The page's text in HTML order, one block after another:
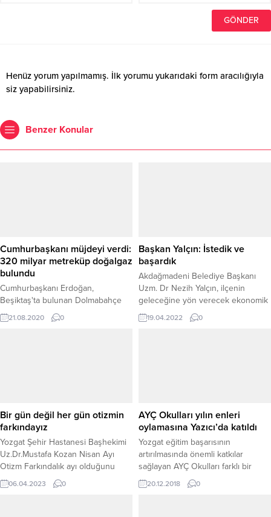
Henüz yorum yapılmamış. İlk yorumu yukarıdaki form aracılığıyla
siz yapabilirsiniz.
Benzer Konular
Cumhurbaşkanı müjdeyi verdi:
320 milyar metreküp doğalgaz
bulundu
Cumhurbaşkanı Erdoğan,
Beşiktaş'ta bulunan Dolmabahçe
Çalışma Ofisi'nde merakla
beklenen müjdeyi açıkladı.
21.08.2020 0
Başkan Yalçın: İstedik ve
başardık
Akdağmadeni Belediye Başkanı
Uzm. Dr Nezih Yalçın, ilçenin
geleceğine yön verecek ekonomik
ve sosyal anlamda büyük katkı
sağlayacak çalışmalardan olan
19.04.2022 0
Bir gün değil her gün otizmin
farkındayız
Yozgat Şehir Hastanesi Başhekimi
Uz.Dr.Mustafa Kozan Nisan Ayı
Otizm Farkındalık ayı olduğunu
belirterek, bir gün değil her gün
otizmin farkında olunması
06.04.2023 0
AYÇ Okulları yılın enleri
oylamasına Yazıcı’da katıldı
Yozgat eğitim başarısının
artırılmasında önemli katkılar
sağlayan AYÇ Okulları farklı bir
projeye imza atarak bir ay
boyunca yürüttükleri çalışmaların
20.12.2018 0